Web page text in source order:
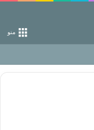
منو
از راه خداست‌!